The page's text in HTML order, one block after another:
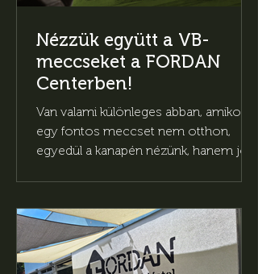
Nézzük együtt a VB-
meccseket a FORDAN
Centerben!
Van valami különleges abban, amikor
egy fontos meccset nem otthon,
egyedül a kanapén nézünk, hanem jó
mindig többről szól, mint a fociról:
közös élményekről, nagy pillanatokról,
emlékezetes gólokról és arról az
érzésről, amikor egy egész társaság